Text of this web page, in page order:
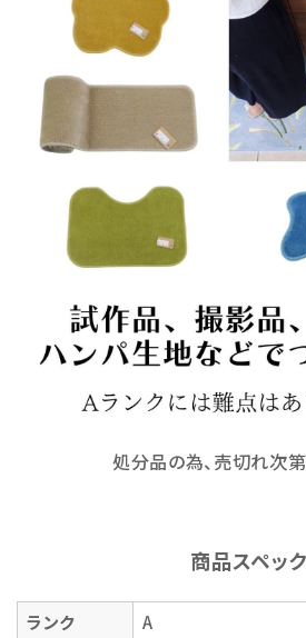
処分品の為、売切れ次第
商品スペック
ランク
A